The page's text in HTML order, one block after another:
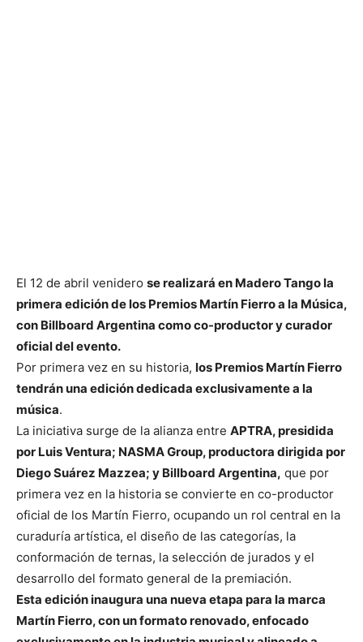
El 12 de abril venidero se realizará en Madero Tango la
primera edición de los Premios Martín Fierro a la Música,
con Billboard Argentina como co-productor y curador
oficial del evento.
Por primera vez en su historia, los Premios Martín Fierro
tendrán una edición dedicada exclusivamente a la
música.
La iniciativa surge de la alianza entre APTRA, presidida
por Luis Ventura; NASMA Group,productora dirigida por
Diego Suárez Mazzea; y Billboard Argentina, que por
primera vez en la historia se convierte en co-productor
oficial de los Martín Fierro, ocupando un rol central en la
curaduría artística, el diseño de las categorías, la
conformación de ternas, la selección de jurados y el
desarrollo del formato general de la premiación.
Esta edición inaugura una nueva etapa para la marca
Martín Fierro, con un formatorenovado, enfocado